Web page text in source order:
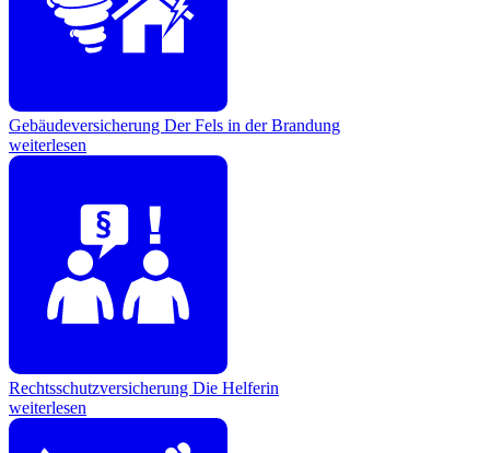
Gebäudeversicherung Der Fels in der Brandung
weiterlesen
Rechtsschutzversicherung Die Helferin
weiterlesen